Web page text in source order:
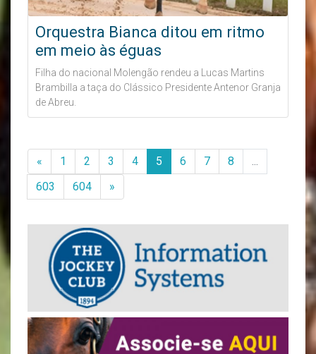
Orquestra Bianca ditou em ritmo
em meio às éguas
Filha do nacional Molengão rendeu a Lucas Martins
Brambilla a taça do Clássico Presidente Antenor Granja
de Abreu.
« 1 2 3 4 5 6 7 8
...
603
604 »